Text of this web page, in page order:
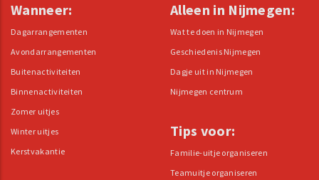
Wanneer:
Dagarrangementen
Avondarrangementen
Buitenactiviteiten
Binnenactiviteiten
Zomer uitjes
Winter uitjes
Kerstvakantie
Alleen in Nijmegen:
Wat te doen in Nijmegen
Geschiedenis Nijmegen
Dagje uit in Nijmegen
Nijmegen centrum
Tips voor:
Familie-uitje organiseren
Teamuitje organiseren